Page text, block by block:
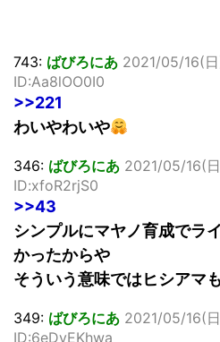
743: ばびろにあ 2021/05/16(
ID:Aa8lOO0I0
>>221
わいやわいや
346: ばびろにあ 2021/05/16(
ID:xfoR2rjS0
>>43
シンプルにマヤノ育成でラ
かったからや
そういう意味ではヒシアマ
349: ばびろにあ 2021/05/16(
ID:6eDyEKhwa